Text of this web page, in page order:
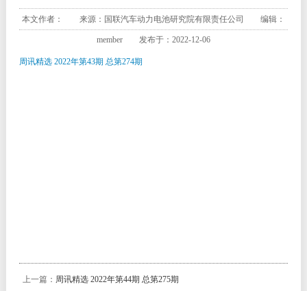
本文作者： 来源：国联汽车动力电池研究院有限责任公司 编辑：
member 发布于：2022-12-06
周讯精选 2022年第43期 总第274期
上一篇： 周讯精选 2022年第44期 总第275期